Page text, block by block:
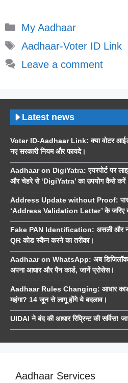
Categories
My Aadhaar
Tags
Aadhaar-Voter ID Link
Leave a comment
Latest news
Voter ID-Aadhaar Link: क्या वोटर
नए सरकारी नियम और फायदे।
Aadhaar on DigiYatra: एयरपोर्ट पर
और चेहरे से ‘DigiYatra’ का उपयोग कैसे
Address Update without Proof: पास
‘Address Validation Letter’ के जरिए
Fake PAN Identification: असली और
QR कोड स्कैन करने का तरीका।
Aadhaar on WhatsApp: अब डिजिलॉकर
अपना आधार और पैन कार्ड, जानें प्रोसेस।
Aadhaar Rules Changing: आधार कार्ड
महंगा? 14 जून से लागू होंगे ये बदलाव।
UIDAI ने बंद की आधार रिप्रिन्ट की सर्विस!
Aadhaar Services